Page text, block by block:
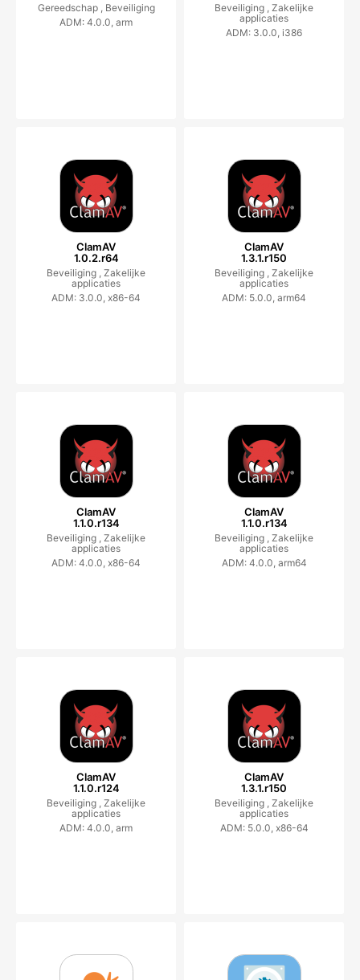
Gereedschap , Beveiliging
ADM: 4.0.0, arm
Beveiliging , Zakelijke
applicaties
ADM: 3.0.0, i386
ClamAV
1.0.2.r64
Beveiliging , Zakelijke
applicaties
ADM: 3.0.0, x86-64
ClamAV
1.3.1.r150
Beveiliging , Zakelijke
applicaties
ADM: 5.0.0, arm64
ClamAV
1.1.0.r134
Beveiliging , Zakelijke
applicaties
ADM: 4.0.0, x86-64
ClamAV
1.1.0.r134
Beveiliging , Zakelijke
applicaties
ADM: 4.0.0, arm64
ClamAV
1.1.0.r124
Beveiliging , Zakelijke
applicaties
ADM: 4.0.0, arm
ClamAV
1.3.1.r150
Beveiliging , Zakelijke
applicaties
ADM: 5.0.0, x86-64